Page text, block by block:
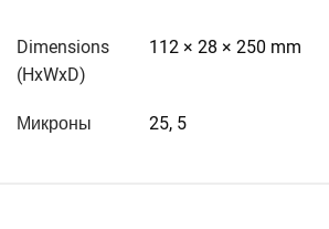
Dimensions
(HxWxD)
112 × 28 × 250 mm
Микроны 25, 5